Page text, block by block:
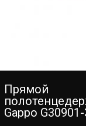
Прямой
Gappo